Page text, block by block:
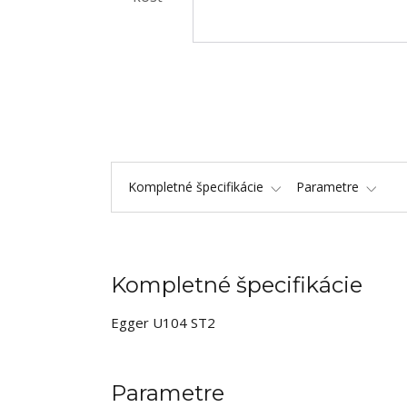
Kompletné špecifikácie Parametre
Kompletné špecifikácie
Egger U104 ST2
Parametre